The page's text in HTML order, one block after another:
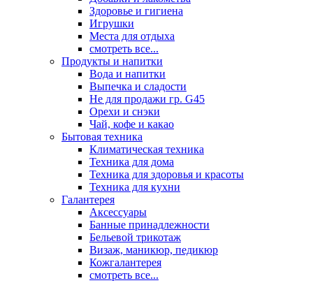
Здоровье и гигиена
Игрушки
Места для отдыха
смотреть все...
Продукты и напитки
Вода и напитки
Выпечка и сладости
Не для продажи гр. G45
Орехи и снэки
Чай, кофе и какао
Бытовая техника
Климатическая техника
Техника для дома
Техника для здоровья и красоты
Техника для кухни
Галантерея
Аксессуары
Банные принадлежности
Бельевой трикотаж
Визаж, маникюр, педикюр
Кожгалантерея
смотреть все...